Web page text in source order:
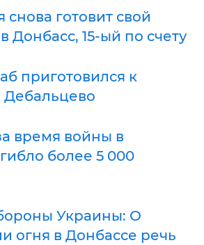
снова готовит свой
Донбасс, 15-ый по счету
приготовился к
время войны в
более 5 000
Украины: О
огня в Донбассе речь